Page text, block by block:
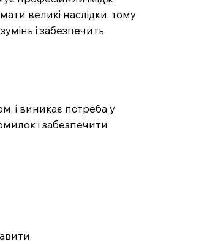
великі наслідки, тому
і забезпечить
і виникає потреба у
і забезпечити